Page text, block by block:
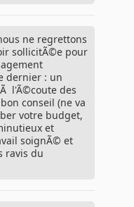
ne regrettons
sollicitÃ©e pour
dernier : un
l'Ã©coute des
conseil (ne va
votre budget,
et
soignÃ© et
ravis du